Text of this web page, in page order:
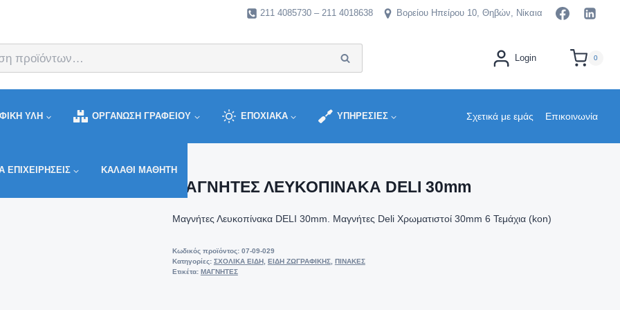
211 4085730 – 211 4018638 Βορείου Ηπείρου 10, Θηβών, Νίκαια
Αναζήτηση Login 0
ΥΛΗ ΟΡΓΑΝΩΣΗ ΓΡΑΦΕΙΟΥ ΕΠΟΧΙΑΚΑ ΥΠΗΡΕΣΙΕΣ
ΕΠΙΧΕΙΡΉΣΕΙΣ ΚΑΛΑΘΙ ΜΑΘΗΤΗ
Σχετικά με εμάς Επικοινωνία
ΜΑΓΝΗΤΕΣ ΛΕΥΚΟΠΙΝΑΚΑ DELI 30mm
Μαγνήτες Λευκοπίνακα DELI 30mm. Μαγνήτες Deli Χρωματιστοί 30mm 6 Τεμάχια (kon)
Κωδικός προϊόντος: 07-09-029
Κατηγορίες: ΣΧΟΛΙΚΑ ΕΙΔΗ, ΕΙΔΗ ΖΩΓΡΑΦΙΚΗΣ, ΠΙΝΑΚΕΣ
Ετικέτα: ΜΑΓΝΗΤΕΣ